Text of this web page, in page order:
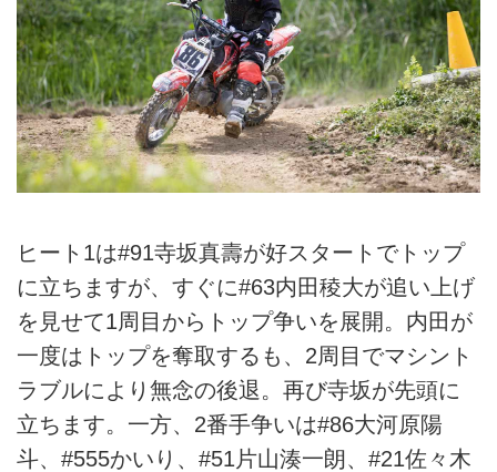
ヒート1は#91寺坂真壽が好スタートでトップ
に立ちますが、すぐに#63内田稜大が追い上げ
を見せて1周目からトップ争いを展開。内田が
一度はトップを奪取するも、2周目でマシント
ラブルにより無念の後退。再び寺坂が先頭に
立ちます。一方、2番手争いは#86大河原陽
斗、#555かいり、#51片山湊一朗、#21佐々木